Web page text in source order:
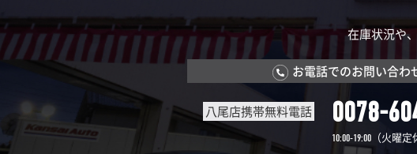
在庫状況や
お電話でのお問い合わ
八尾店携帯無料電話 0078-
10:00-19:00 （火曜